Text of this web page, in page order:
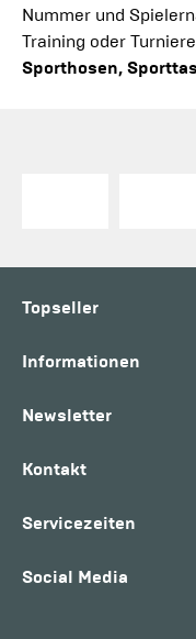
Nummer und
Training oder
Sporthosen,
Topseller
Informationen
Newsletter
Kontakt
Servicezeiten
Social Media